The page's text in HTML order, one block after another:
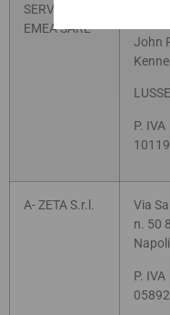
SERVICES
EMEA SARL **
John
P. IVA
A- ZETA S.r.l.
Via
n. 50
P. IVA